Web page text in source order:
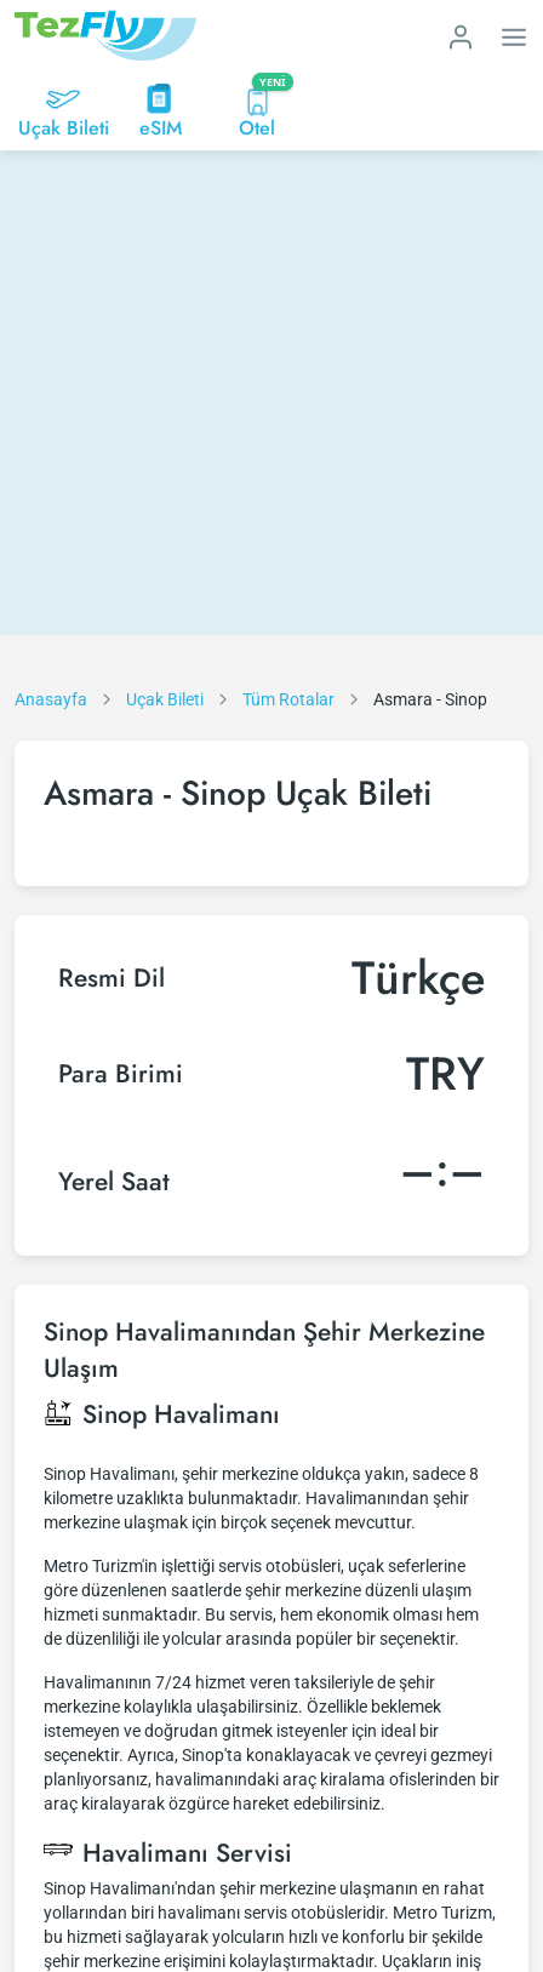
Uçak Bileti eSIM
YENI
Otel
Anasayfa Uçak Bileti Tüm Rotalar Asmara - Sinop
Asmara - Sinop Uçak Bileti
Resmi Dil Türkçe
Para Birimi TRY
Yerel Saat –:–
Sinop Havalimanından Şehir Merkezine
Ulaşım
Sinop Havalimanı
Sinop Havalimanı, şehir merkezine oldukça yakın, sadece 8
kilometre uzaklıkta bulunmaktadır. Havalimanından şehir
merkezine ulaşmak için birçok seçenek mevcuttur.
Metro Turizm'in işlettiği servis otobüsleri, uçak seferlerine
göre düzenlenen saatlerde şehir merkezine düzenli ulaşım
hizmeti sunmaktadır. Bu servis, hem ekonomik olması hem
de düzenliliği ile yolcular arasında popüler bir seçenektir.
Havalimanının 7/24 hizmet veren taksileriyle de şehir
merkezine kolaylıkla ulaşabilirsiniz. Özellikle beklemek
istemeyen ve doğrudan gitmek isteyenler için ideal bir
seçenektir. Ayrıca, Sinop'ta konaklayacak ve çevreyi gezmeyi
planlıyorsanız, havalimanındaki araç kiralama ofislerinden bir
araç kiralayarak özgürce hareket edebilirsiniz.
Havalimanı Servisi
Sinop Havalimanı'ndan şehir merkezine ulaşmanın en rahat
yollarından biri havalimanı servis otobüsleridir. Metro Turizm,
bu hizmeti sağlayarak yolcuların hızlı ve konforlu bir şekilde
şehir merkezine erişimini kolaylaştırmaktadır. Uçakların iniş